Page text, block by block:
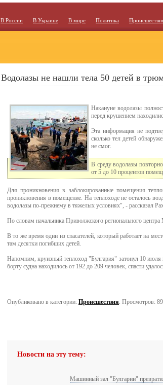
В России В Украине В мире Политика
Водолазы не нашли тела 50 детей в
Накануне водолазы
перед крушением
Эта информация не
сколько тел детей
не смог.
В среду водолазы
от 5 до 10 процентов
Для проникновения в заблокированные помещения
проникновения в помещение. На теплоходе не осталось
водолазы по-прежнему в тяжелых условиях", - рассказал
По словам начальника Приволжского регионального
В то же время один из спасателей, который работает на
там десятки погибших детей.
Напомним, круизный теплоход "Булгария" затонул 10
борту судна находилось от 192 до 209 человек, спасти
Опубликовано в категории: Происшествия. Просмотров:
Новости на эту тему:
Машинный зал "Булгарии"